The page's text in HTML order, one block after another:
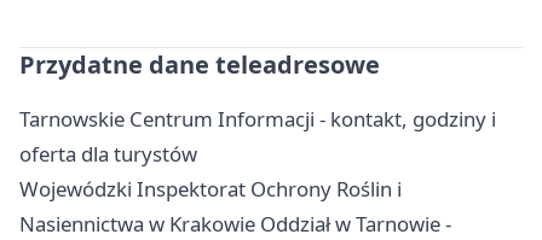
Przydatne dane teleadresowe
Tarnowskie Centrum Informacji - kontakt, godziny i
oferta dla turystów
Wojewódzki Inspektorat Ochrony Roślin i
Nasiennictwa w Krakowie Oddział w Tarnowie -